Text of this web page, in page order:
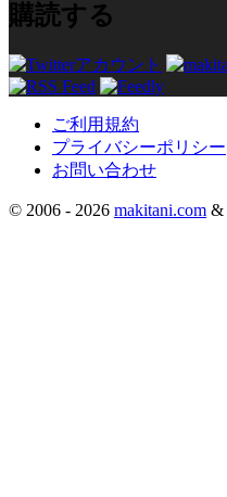
購読する
ご利用規約
プライバシーポリシー
お問い合わせ
© 2006 - 2026 makitani.com &